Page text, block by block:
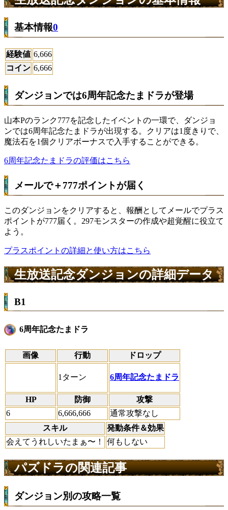
基本情報0
経験値 6,666
コイン 6,666
ダンジョンでは6周年記念たまドラが登場
山本Pのランク777を記念したイベントの一環で、ダンジョ
ンでは6周年記念たまドラが出現する。クリアは1度きりで、
魔法石を1個クリアボーナスで入手することができる。
6周年記念たまドラの評価はこちら
メールで＋777ポイントが届く
このダンジョンをクリアすると、報酬としてメールでプラス
ポイントが777届く。297モンスターの作成や超覚醒に役立て
よう。
プラスポイントの詳細と使い方はこちら
生放送記念ダンジョンの詳細データ
B1
6周年記念たまドラ
画像 行動 ドロップ
1ターン 6周年記念たまドラ
HP 防御
攻撃
6
6,666,666
通常攻撃なし
スキル
発動条件＆効果
会えてうれしいたまぁ〜！
何もしない
パズドラの関連記事
ダンジョン別の攻略一覧